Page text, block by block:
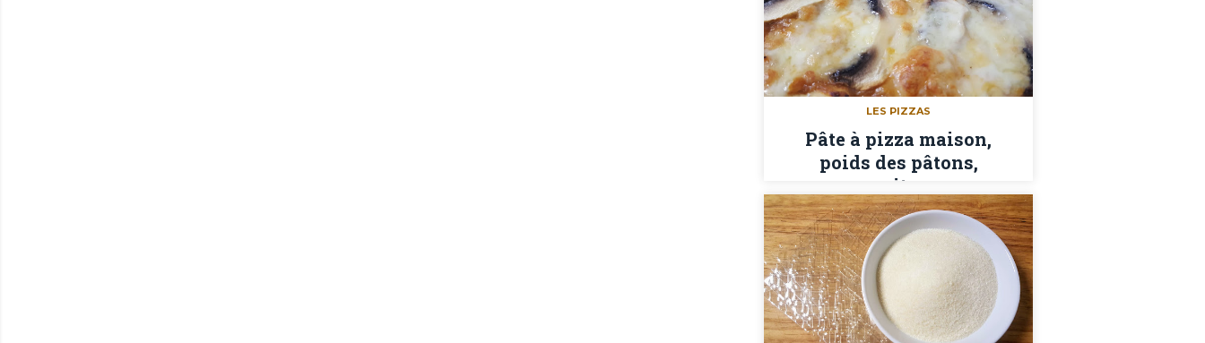
LES PIZZAS
Pâte à pizza maison,
poids des pâtons,
garnitures